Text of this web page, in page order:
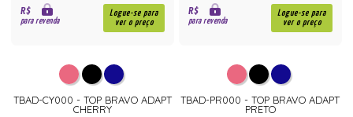
R$
para revenda
Logue-se para
ver o preço
TBAD-CY000 - TOP BRAVO ADAPT
CHERRY
R$
para revenda
Logue-se para
ver o preço
TBAD-PR000 - TOP BRAVO ADAPT
PRETO